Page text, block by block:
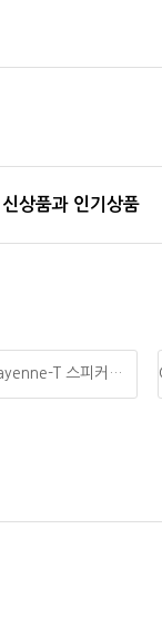
신상품과 인기상품
GS#79 Cayenne-T 스피커케이블